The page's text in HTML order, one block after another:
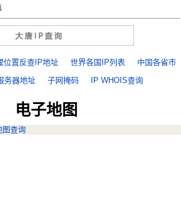
位置反查IP地址 世界各国IP列表
中国各省市
务器地址 子网掩码 IP WHOIS查询
电子地图
图查询